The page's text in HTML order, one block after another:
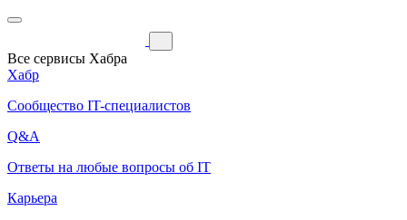
Все сервисы Хабра
Хабр
Сообщество IT-специалистов
Q&A
Ответы на любые вопросы об IT
Карьера